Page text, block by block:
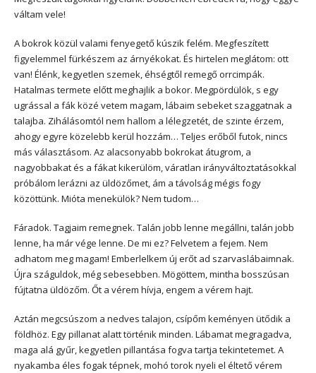
váltam vele!
A bokrok közül valami fenyegető kúszik felém. Megfeszített
figyelemmel fürkészem az árnyékokat. És hirtelen meglátom: ott
van! Élénk, kegyetlen szemek, éhségtől remegő orrcimpák.
Hatalmas termete előtt meghajlik a bokor. Megpördülök, s egy
ugrással a fák közé vetem magam, lábaim sebeket szaggatnak a
talajba. Zihálásomtól nem hallom a lélegzetét, de szinte érzem,
ahogy egyre közelebb kerül hozzám… Teljes erőből futok, nincs
más választásom. Az alacsonyabb bokrokat átugrom, a
nagyobbakat és a fákat kikerülöm, váratlan irányváltoztatásokkal
próbálom lerázni az üldözőmet, ám a távolság mégis fogy
közöttünk. Mióta menekülök? Nem tudom…
Fáradok. Tagjaim remegnek. Talán jobb lenne megállni, talán jobb
lenne, ha már vége lenne. De mi ez? Felvetem a fejem. Nem
adhatom meg magam! Emberlelkem új erőt ad szarvaslábaimnak.
Újra száguldok, még sebesebben. Mögöttem, mintha bosszúsan
fújtatna üldözőm. Őt a vérem hívja, engem a vérem hajt.
Aztán megcsúszom a nedves talajon, csípőm keményen ütődik a
földhöz. Egy pillanat alatt történik minden. Lábamat megragadva,
maga alá gyűr, kegyetlen pillantása fogva tartja tekintetemet. A
nyakamba éles fogak tépnek, mohó torok nyeli el éltető vérem